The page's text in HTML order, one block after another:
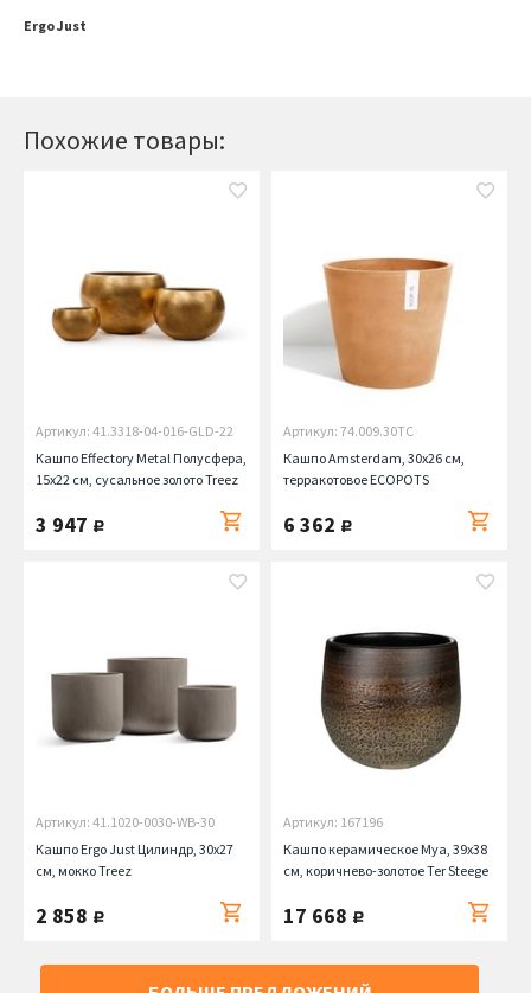
Похожие товары:
Артикул: 41.3318-04-016-GLD-22
Кашпо Effectory Metal Полусфера,
15х22 см, сусальное золото Treez
3 947 руб.
Артикул: 74.009.30TC
Кашпо Amsterdam, 30х26 см,
терракотовое ECOPOTS
6 362 руб.
Артикул: 41.1020-0030-WB-30
Кашпо Ergo Just Цилиндр, 30х27
см, мокко Treez
2 858 руб.
Артикул: 167196
Кашпо керамическое Mya, 39х38
см, коричнево-золотое Ter Steege
17 668 руб.
Ergo Just